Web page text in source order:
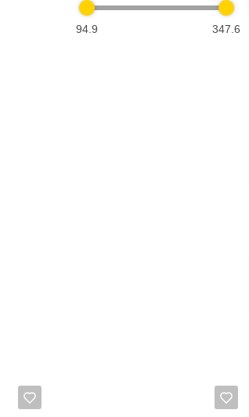
94.9 347.6